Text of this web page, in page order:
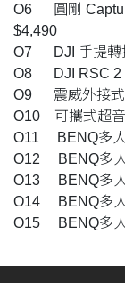
O6 圓剛
$4,490
O7 DJI
O8 DJI
O9 震威
O10 可攜式
O11 BENQ多
O12 BENQ多
O13 BENQ多
O14 BENQ多
O15 BENQ多